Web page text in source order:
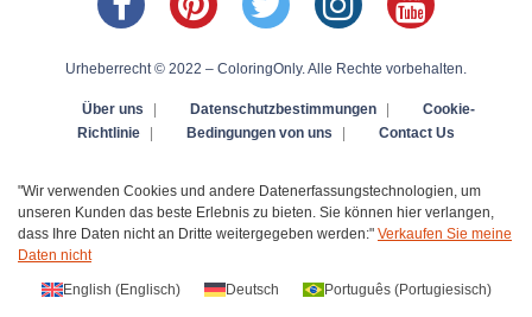
Urheberrecht © 2022 – ColoringOnly. Alle Rechte vorbehalten.
Über uns Datenschutzbestimmungen
Cookie-
Richtlinie
Bedingungen von uns Contact Us
"Wir verwenden Cookies und andere Datenerfassungstechnologien, um
unseren Kunden das beste Erlebnis zu bieten. Sie können hier verlangen,
dass Ihre Daten nicht an Dritte weitergegeben werden:" Verkaufen Sie meine
Daten nicht
English (Englisch) Deutsch Português(Portugiesisch)